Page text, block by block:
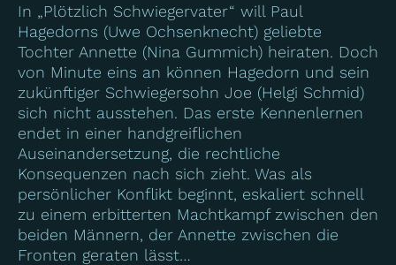
In „Plötzlich Schwiegervater“ will Paul
Hagedorns (Uwe Ochsenknecht) geliebte
Tochter Annette (Nina Gummich) heiraten. Doch
von Minute eins an können Hagedorn und sein
zukünftiger Schwiegersohn Joe (Helgi Schmid)
sich nicht ausstehen. Das erste Kennenlernen
endet in einer handgreiflichen
Auseinandersetzung, die rechtliche
Konsequenzen nach sich zieht. Was als
persönlicher Konflikt beginnt, eskaliert schnell
zu einem erbitterten Machtkampf zwischen den
beiden Männern, der Annette zwischen die
Fronten geraten lässt…